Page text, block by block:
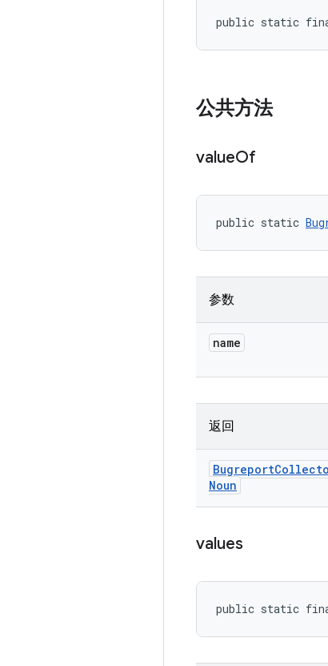
public static
公共方法
valueOf
public static
参数
name
返回
Bugreport
Noun
values
public static